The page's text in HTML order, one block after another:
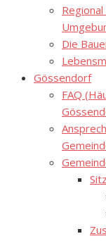
Die
Gössendorf
FAQ